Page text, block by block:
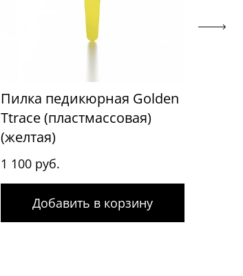
Пилка педикюрная Golden
Ttrace (пластмассовая)
(желтая)
1 100 руб.
Добавить в корзину